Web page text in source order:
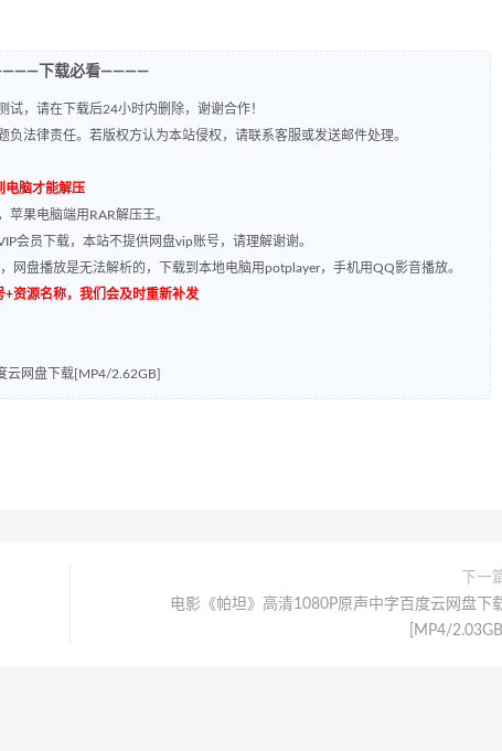
下载必看————
，请在下载后24小时内删除，谢谢合作！
法律责任。若版权方认为本站侵权，请联系客服或发送邮件处理。
电脑才能解压
苹果电脑端用RAR解压王。
会员下载，本站不提供网盘vip账号，请理解谢谢。
网盘播放是无法解析的，下载到本地电脑用potplayer，手机用QQ影音播放。
资源名称，我们会及时重新补发
云网盘下载[MP4/2.62GB]
下一
电影《帕坦》高清1080P原声中字百度云网盘下
[MP4/